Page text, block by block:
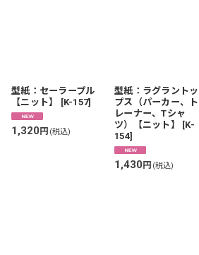
型紙：セーラープル
【ニット】
[K-157]
1,320円 (税込)
型紙：ラグラントッ
プス（パーカー、ト
レーナー、Tシャ
ツ）【ニット】
[K-
154]
1,430円 (税込)